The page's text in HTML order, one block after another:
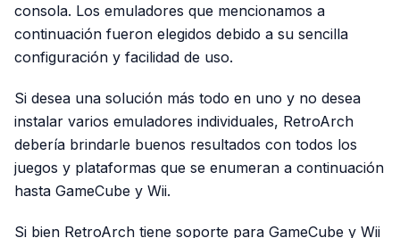
consola. Los emuladores que mencionamos a
continuación fueron elegidos debido a su sencilla
configuración y facilidad de uso.
Si desea una solución más todo en uno y no desea
instalar varios emuladores individuales, RetroArch
debería brindarle buenos resultados con todos los
juegos y plataformas que se enumeran a continuación
hasta GameCube y Wii.
Si bien RetroArch tiene soporte para GameCube y Wii